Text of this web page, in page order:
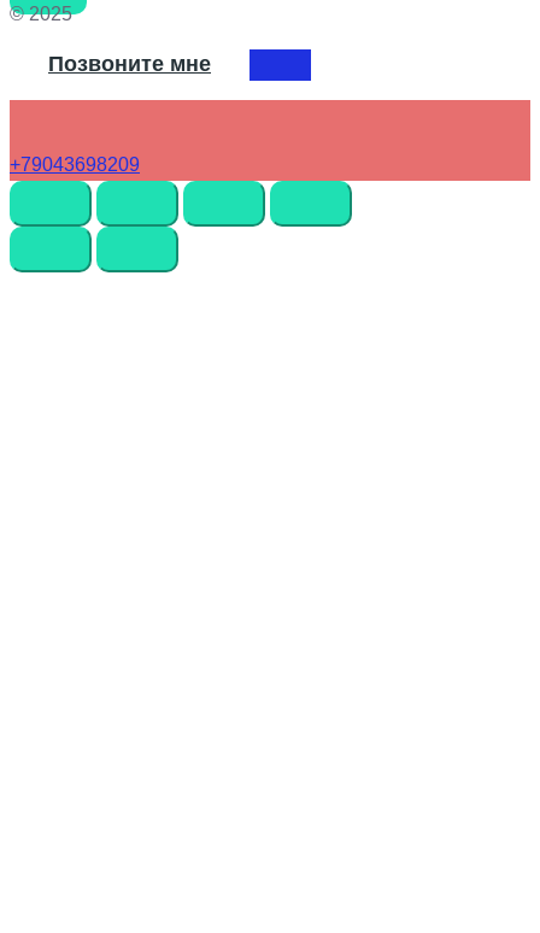
© 2025
Позвоните мне
+79043698209